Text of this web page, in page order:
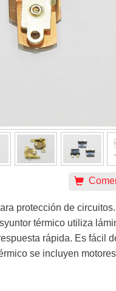
protección de
térmico utiliza
rápida. Es fácil
se incluyen